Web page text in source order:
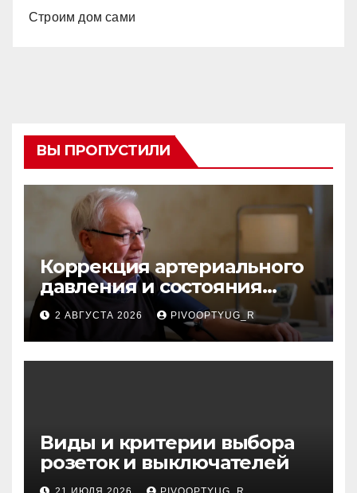
Строим дом сами
ВЫ ПРОПУСТИЛИ
Коррекция артериального
давления и состояния
сосудов в профилактике
инсульта
2 АВГУСТА 2026 PIVOOPTYUG_R
Виды и критерии выбора
розеток и выключателей